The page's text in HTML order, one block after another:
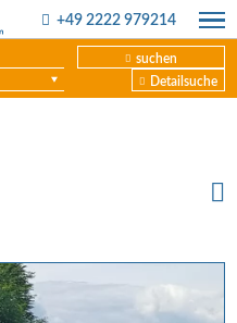
+49 2222 979214
suchen
Detailsuche